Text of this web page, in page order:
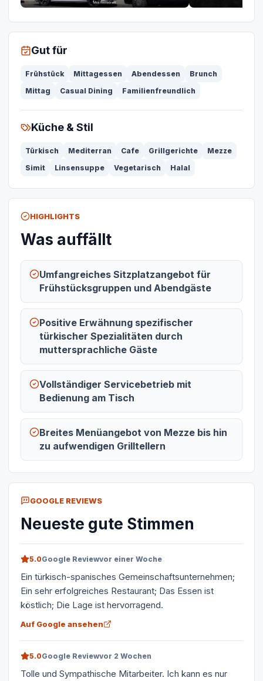
Gut für
Frühstück Mittagessen Abendessen
Brunch
Mittag
Casual Dining Familienfreundlich
Küche & Stil
Türkisch Mediterran Cafe Grillgerichte
Mezze
Simit
Linsensuppe Vegetarisch Halal
HIGHLIGHTS
Was auffällt
Umfangreiches Sitzplatzangebot für
Frühstücksgruppen und Abendgäste
Positive Erwähnung spezifischer
türkischer Spezialitäten durch
muttersprachliche Gäste
Vollständiger Servicebetrieb mit
Bedienung am Tisch
Breites Menüangebot von Mezze bis hin
zu aufwendigen Grilltellern
GOOGLE REVIEWS
Neueste gute Stimmen
5.0Google Reviewvor einer Woche
Ein türkisch-spanisches Gemeinschaftsunternehmen;
Ein sehr erfolgreiches Restaurant; Das Essen ist
köstlich; Die Lage ist hervorragend.
Auf Google ansehen
5.0Google Reviewvor 2 Wochen
Tolle und Sympathische Mitarbeiter. Ich kann es nur